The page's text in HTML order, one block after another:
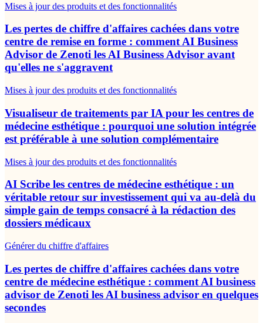
Mises à jour des produits et des fonctionnalités
Les pertes de chiffre d'affaires cachées dans votre
centre de remise en forme : comment AI Business
Advisor de Zenoti les AI Business Advisor avant
qu'elles ne s'aggravent
Mises à jour des produits et des fonctionnalités
Visualiseur de traitements par IA pour les centres de
médecine esthétique : pourquoi une solution intégrée
est préférable à une solution complémentaire
Mises à jour des produits et des fonctionnalités
AI Scribe les centres de médecine esthétique : un
véritable retour sur investissement qui va au-delà du
simple gain de temps consacré à la rédaction des
dossiers médicaux
Générer du chiffre d'affaires
Les pertes de chiffre d'affaires cachées dans votre
centre de médecine esthétique : comment AI business
advisor de Zenoti les AI business advisor en quelques
secondes